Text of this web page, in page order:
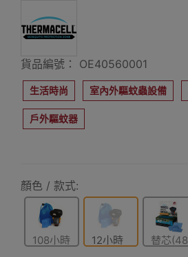
貨品編號： OE40560001
生活時尚 室內外驅蚊蟲設備
戶外驅蚊器
顏色 / 款式:
108小時
12小時
替芯(48